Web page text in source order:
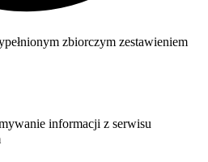
zbiorczym zestawieniem
informacji z serwisu